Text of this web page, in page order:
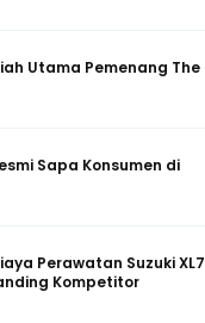
Utama Pemenang The
Sapa Konsumen di
Perawatan Suzuki XL7
Kompetitor